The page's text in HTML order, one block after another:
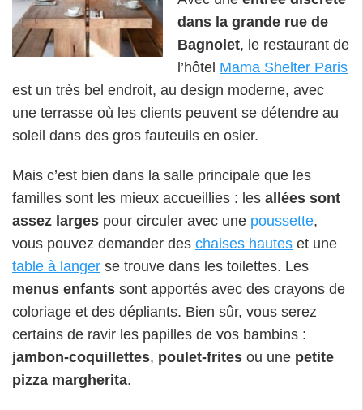
dans la grande rue de
Bagnolet, le restaurant de
l’hôtel Mama Shelter Paris
est un très bel endroit, au design moderne, avec
une terrasse où les clients peuvent se détendre au
soleil dans des gros fauteuils en osier.
Mais c’est bien dans la salle principale que les
familles sont les mieux accueillies : les allées sont
assez larges pour circuler avec une poussette,
vous pouvez demander des chaises hautes et une
table à langer se trouve dans les toilettes. Les
menus enfants sont apportés avec des crayons de
coloriage et des dépliants. Bien sûr, vous serez
certains de ravir les papilles de vos bambins :
jambon-coquillettes, poulet-frites ou une petite
pizza margherita.